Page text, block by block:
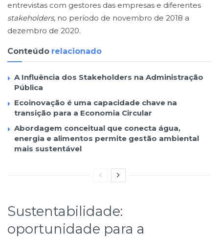
entrevistas com gestores das empresas e diferentes
stakeholders, no período de novembro de 2018 a
dezembro de 2020.
Conteúdo relacionado
A Influência dos Stakeholders na Administração
Pública
Ecoinovação é uma capacidade chave na
transição para a Economia Circular
Abordagem conceitual que conecta água,
energia e alimentos permite gestão ambiental
mais sustentável
Sustentabilidade:
oportunidade para a